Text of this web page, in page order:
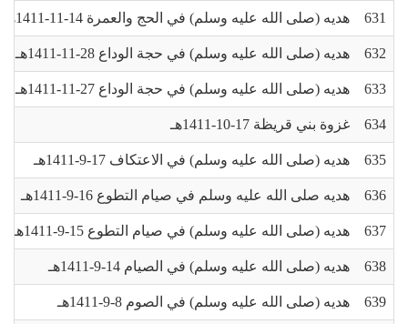
631 هديه (صلى الله عليه وسلم) في الحج والعمرة 14-11-1411هـ
632 هديه (صلى الله عليه وسلم) في حجة الوداع 28-11-1411هـ
633 هديه (صلى الله عليه وسلم) في حجة الوداع 27-11-1411هـ
634 غزوة بني قريظة 17-10-1411هـ
635 هديه (صلى الله عليه وسلم) في الاعتكاف 17-9-1411هـ
636 هديه صلى الله عليه وسلم في صيام التطوع 16-9-1411هـ
637 هديه (صلى الله عليه وسلم) في صيام التطوع 15-9-1411هـ
638 هديه (صلى الله عليه وسلم) في الصيام 14-9-1411هـ
639 هديه (صلى الله عليه وسلم) في الصوم 8-9-1411هـ